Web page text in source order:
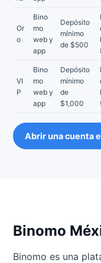
Or
o
Bino
mo
web y
app
Depósito
mínimo
de $500
VI
P
Bino
mo
web y
app
Depósito
mínimo
de
$1,000
Abrir una cuenta
Binomo
Binomo es una